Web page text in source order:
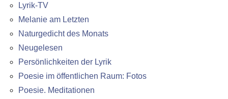
Lyrik-TV
Melanie am Letzten
Naturgedicht des Monats
Neugelesen
Persönlichkeiten der Lyrik
Poesie im öffentlichen Raum: Fotos
Poesie. Meditationen